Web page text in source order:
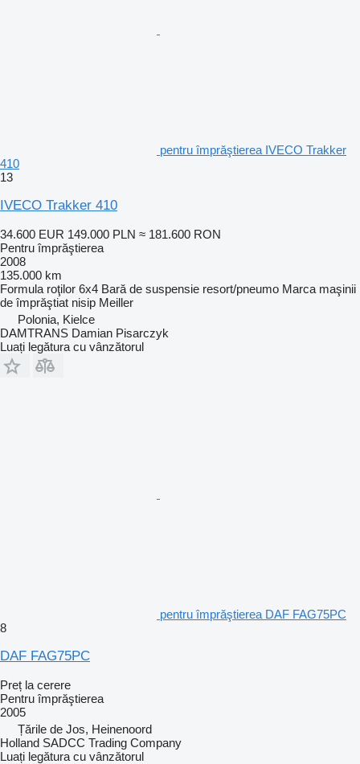
pentru împrăştierea IVECO Trakker
410
13
IVECO Trakker 410
34.600 EUR 149.000 PLN ≈ 181.600 RON
Pentru împrăştierea
2008
135.000 km
Formula roţilor 6x4 Bară de suspensie resort/pneumo Marca maşinii
de împrăştiat nisip Meiller
Polonia, Kielce
DAMTRANS Damian Pisarczyk
Luați legătura cu vânzătorul
pentru împrăştierea DAF FAG75PC
8
DAF FAG75PC
Preț la cerere
Pentru împrăştierea
2005
Țările de Jos, Heinenoord
Holland SADCC Trading Company
Luați legătura cu vânzătorul